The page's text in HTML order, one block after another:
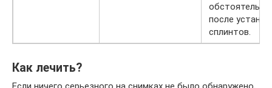
после
сплинтов.
Как лечить?